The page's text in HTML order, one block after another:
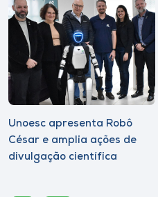
Unoesc apresenta Robô
César e amplia ações de
divulgação científica